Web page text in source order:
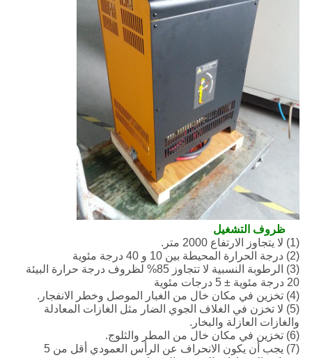
ظروف التشغيل
(1) لا يتجاوز الارتفاع 2000 متر.
(2) درجة الحرارة المحيطة بين 10 و 40 درجة مئوية
(3) الرطوبة النسبية لا تتجاوز 85% لظروف درجة حرارة البيئة
20 درجة مئوية ± 5 درجات مئوية
(4) تخزين في مكان خال من الغبار الموصل وخطر الانفجار.
(5) لا تخزن في الغلاف الجوي الضار مثل الغازات المعادلة
والغازات العازلة والبخار.
(6) تخزين في مكان خال من المطر والثلوج.
(7) يجب أن يكون الانحراف عن الرأس العمودي أقل من 5